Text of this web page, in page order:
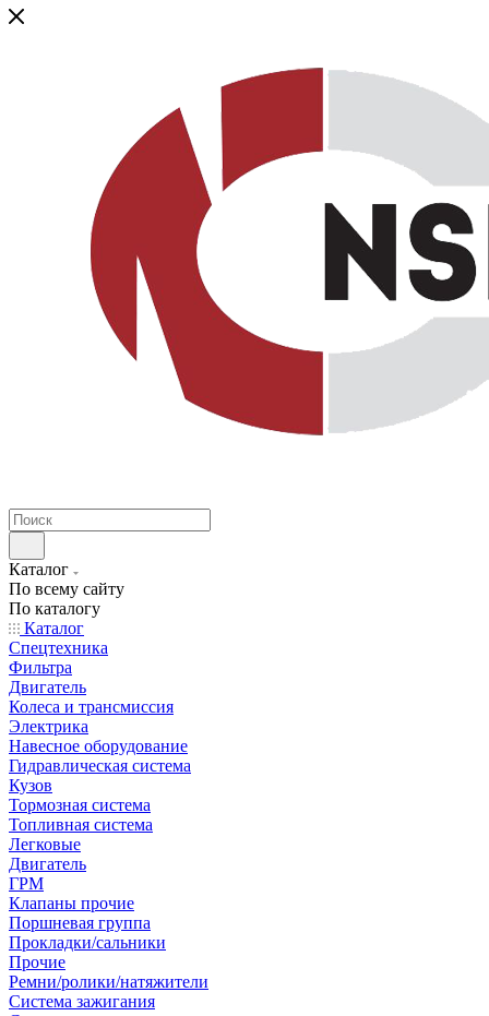
Каталог
По всему сайту
По каталогу
Каталог
Спецтехника
Фильтра
Двигатель
Колеса и трансмиссия
Электрика
Навесное оборудование
Гидравлическая система
Кузов
Тормозная система
Топливная система
Легковые
Двигатель
ГРМ
Клапаны прочие
Поршневая группа
Прокладки/сальники
Прочие
Ремни/ролики/натяжители
Система зажигания